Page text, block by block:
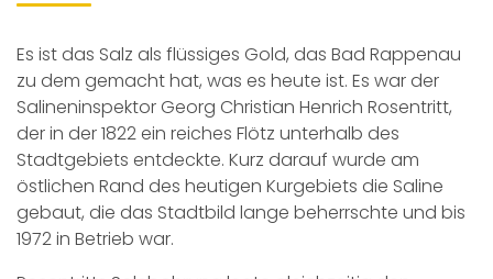
Es ist das Salz als flüssiges Gold, das Bad Rappenau
zu dem gemacht hat, was es heute ist. Es war der
Salineninspektor Georg Christian Henrich Rosentritt,
der in der 1822 ein reiches Flötz unterhalb des
Stadtgebiets entdeckte. Kurz darauf wurde am
östlichen Rand des heutigen Kurgebiets die Saline
gebaut, die das Stadtbild lange beherrschte und bis
1972 in Betrieb war.